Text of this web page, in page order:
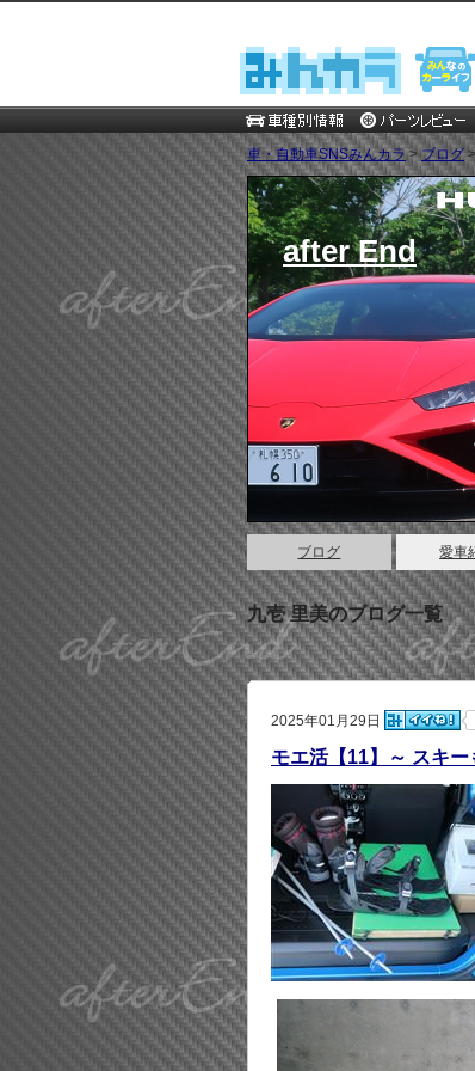
車・自動車SNSみんカラ>ブログ
after End
ブログ 愛車
九壱 里美のブログ一覧
2025年01月29日
モエ活【11】～ スキー